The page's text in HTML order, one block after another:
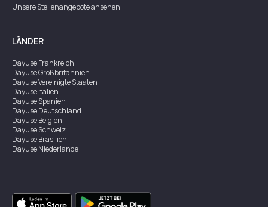
Unsere Stellenangebote ansehen
LÄNDER
DayuseFrankreich
DayuseGroßbritannien
DayuseVereinigte Staaten
DayuseItalien
DayuseSpanien
DayuseDeutschland
DayuseBelgien
DayuseSchweiz
DayuseBrasilien
DayuseNiederlande
DayuseKanada